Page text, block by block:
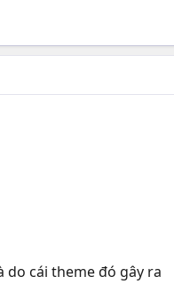
do cái theme đó gây ra